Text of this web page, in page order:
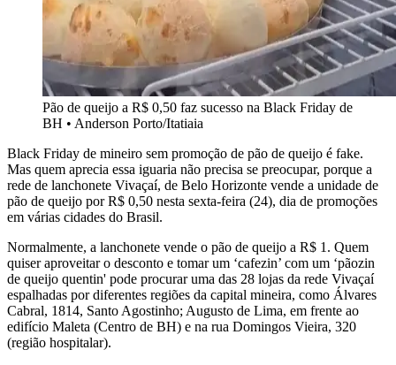
Pão de queijo a R$ 0,50 faz sucesso na Black Friday de
BH • Anderson Porto/Itatiaia
Black Friday de mineiro sem promoção de pão de queijo é fake.
Mas quem aprecia essa iguaria não precisa se preocupar, porque a
rede de lanchonete Vivaçaí, de Belo Horizonte vende a unidade de
pão de queijo por R$ 0,50 nesta sexta-feira (24), dia de promoções
em várias cidades do Brasil.
Normalmente, a lanchonete vende o pão de queijo a R$ 1. Quem
quiser aproveitar o desconto e tomar um ‘cafezin’ com um ‘pãozin
de queijo quentin' pode procurar uma das 28 lojas da rede Vivaçaí
espalhadas por diferentes regiões da capital mineira, como Álvares
Cabral, 1814, Santo Agostinho; Augusto de Lima, em frente ao
edifício Maleta (Centro de BH) e na rua Domingos Vieira, 320
(região hospitalar).